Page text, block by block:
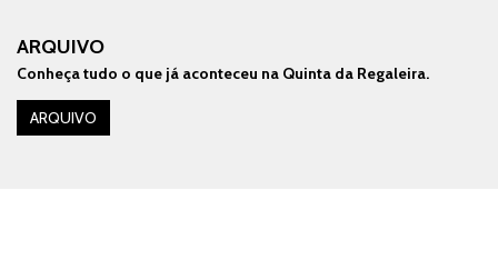
For development purposes only
ARQUIVO
Conheça tudo o que já aconteceu na Quinta da Regaleira.
ARQUIVO